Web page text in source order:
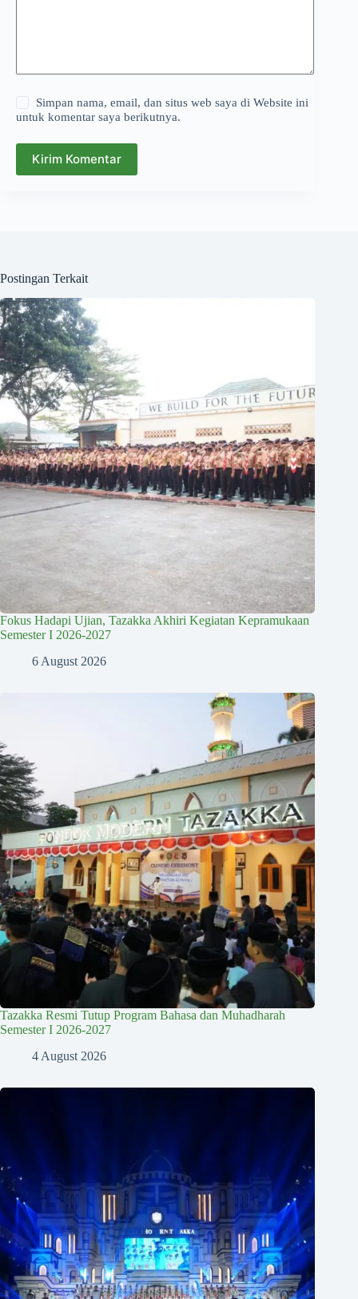
Simpan nama, email, dan situs web saya di Website ini
untuk komentar saya berikutnya.
Kirim Komentar
Postingan Terkait
Fokus Hadapi Ujian, Tazakka Akhiri Kegiatan Kepramukaan
Semester I 2026-2027
6 August 2026
Tazakka Resmi Tutup Program Bahasa dan Muhadharah
Semester I 2026-2027
4 August 2026